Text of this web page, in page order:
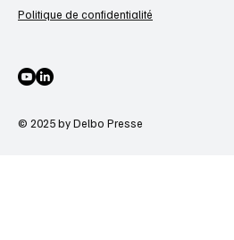
© 2025 by Delbo Presse
Politique de confidentialité